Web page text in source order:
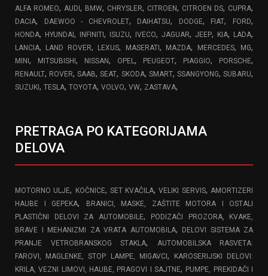
ALFA ROMEO, AUDI , BMW, CHRYSLER, CITROEN, CITROEN DS, CUPRA,
DACIA, DAEWOO - CHEVROLET, DAIHATSU, DODGE, FIAT, FORD,
HONDA, HYUNDAI , INFINITI , ISUZU, IVECO, JAGUAR, JEEP, KIA, LADA,
LANCIA, LAND ROVER, LEXUS, MASERATI , MAZDA, MERCEDES, MG,
MINI , MITSUBISHI , NISSAN, OPEL, PEUGEOT, PIAGGIO, PORSCHE,
RENAULT, ROVER,SAAB,SEAT, SKODA, SMART, SSANGYONG,SUBARU,
SUZUKI , TESLA, TOYOTA, VOLVO, VW, ZASTAVA,
PRETRAGA PO KATEGORIJAMA
DELOVA
MOTORNO ULJE, KOČNICE, SET KVAČILA,VELIKI SERVIS,AMORTIZERI
HAUBE I GEPEKA,
BRANICI, MASKE, ZAŠTITE MOTORA I OSTALI
PLASTIČNI DELOVI ZA AUTOMOBILE,
PODIZAČI PROZORA, KVAKE,
BRAVE I MEHANIZMI ZA VRATA AUTOMOBILA,
DELOVI SISTEMA ZA
PRANJE VETROBRANSKOG STAKLA,
AUTOMOBILSKA RASVETA:
FAROVI, MAGLENKE, STOP LAMPE, MIGAVCI ,
KAROSERIJSKI DELOVI:
KRILA, VEZNI LIMOVI, HAUBE, PRAGOVI I SAJTNE, PUMPE, PREKIDAČI I